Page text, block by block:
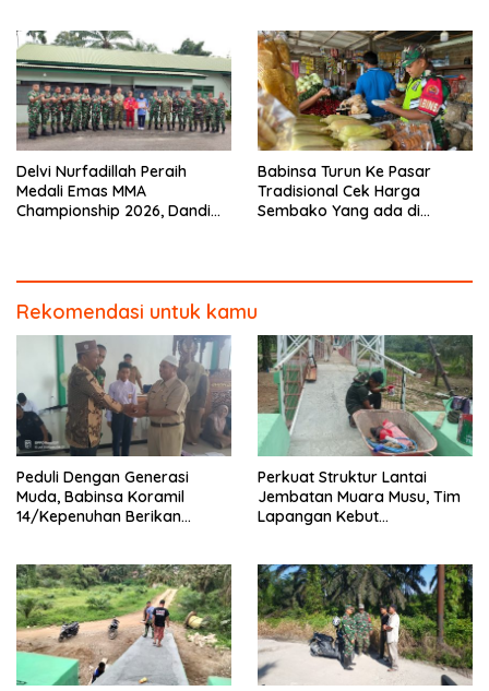
Delvi Nurfadillah Peraih
Medali Emas MMA
Championship 2026, Dandim
Babinsa Turun Ke Pasar
Tradisional Cek Harga
Sembako Yang ada di
Rekomendasi untuk kamu
Peduli Dengan Generasi
Muda, Babinsa Koramil
14/Kepenuhan Berikan
Perkuat Struktur Lantai
Jembatan Muara Musu, Tim
Lapangan Kebut